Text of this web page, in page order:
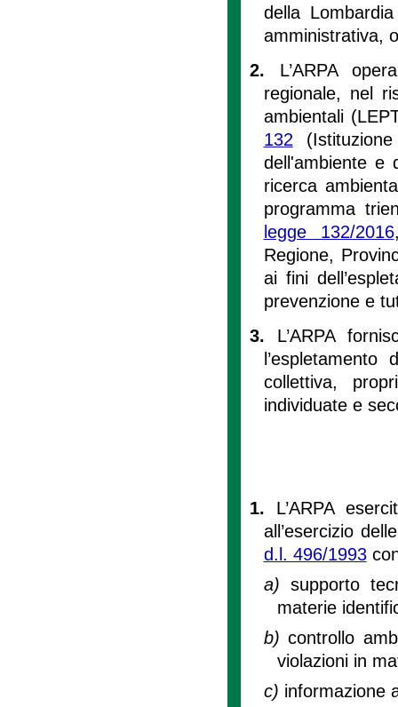
della
amministrativa,
2. L’ARPA
regionale, nel
ambientali
132
dell'ambiente e
ricerca
programma
legge 132/2016
Regione,
ai fini
prevenzione e
3. L’ARPA
collettiva,
individuate e
1. L’ARPA
all’esercizio
d.l. 496/1993
a) supporto
materie
b)controllo
violazioni in
c) informazione